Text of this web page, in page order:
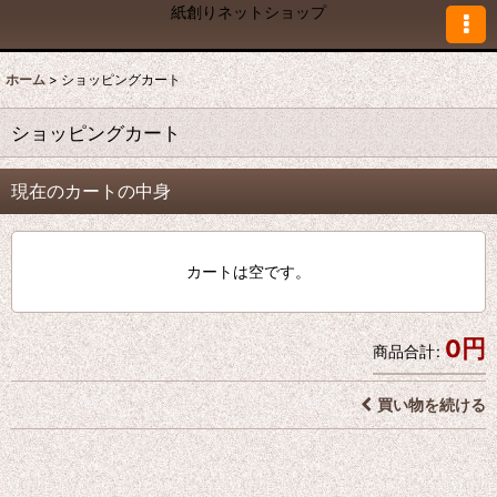
紙創りネットショップ
ホーム > ショッピングカート
ショッピングカート
現在のカートの中身
カートは空です。
商品合計: 0円
買い物を続ける